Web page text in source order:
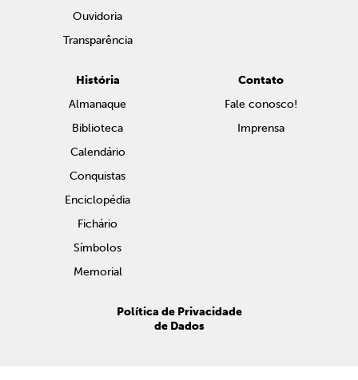
Ouvidoria
Transparência
História
Almanaque
Biblioteca
Calendário
Conquistas
Enciclopédia
Fichário
Símbolos
Memorial
Contato
Fale conosco!
Imprensa
Política de Privacidade
de Dados